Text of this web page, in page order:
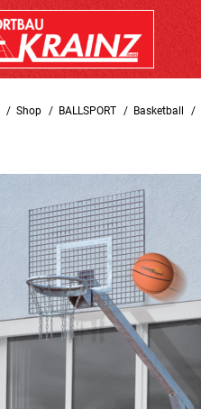
Shop BALLSPORT Basketball